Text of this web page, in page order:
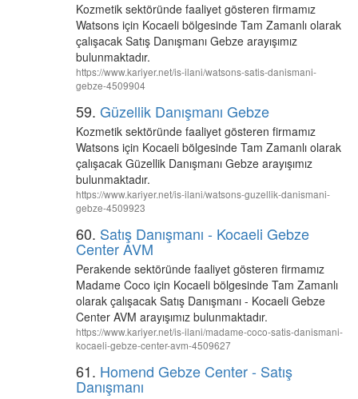
Kozmetik sektöründe faaliyet gösteren firmamız
Watsons için Kocaeli bölgesinde Tam Zamanlı olarak
çalışacak Satış Danışmanı Gebze arayışımız
bulunmaktadır.
https://www.kariyer.net/is-ilani/watsons-satis-danismani-
gebze-4509904
59. Güzellik Danışmanı Gebze
Kozmetik sektöründe faaliyet gösteren firmamız
Watsons için Kocaeli bölgesinde Tam Zamanlı olarak
çalışacak Güzellik Danışmanı Gebze arayışımız
bulunmaktadır.
https://www.kariyer.net/is-ilani/watsons-guzellik-danismani-
gebze-4509923
60. Satış Danışmanı - Kocaeli Gebze
Center AVM
Perakende sektöründe faaliyet gösteren firmamız
Madame Coco için Kocaeli bölgesinde Tam Zamanlı
olarak çalışacak Satış Danışmanı - Kocaeli Gebze
Center AVM arayışımız bulunmaktadır.
https://www.kariyer.net/is-ilani/madame-coco-satis-danismani-
kocaeli-gebze-center-avm-4509627
61. Homend Gebze Center - Satış
Danışmanı